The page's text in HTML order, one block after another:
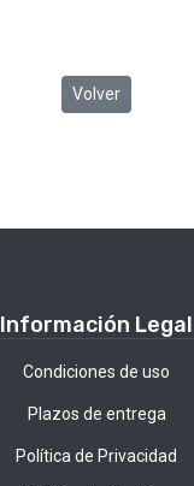
Volver
Información Legal
Condiciones de uso
Plazos de entrega
Política de Privacidad